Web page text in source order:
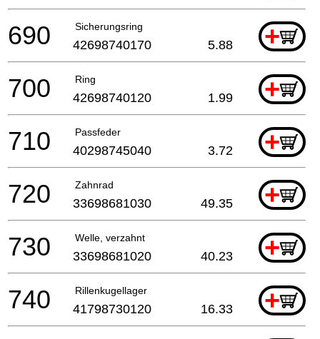
Sicherungsring +
690 42698740170 5.88
Ring +
700 42698740120 1.99
Passfeder +
710 40298745040 3.72
Zahnrad +
720 33698681030 49.35
Welle, verzahnt +
730 33698681020 40.23
Rillenkugellager +
740 41798730120 16.33